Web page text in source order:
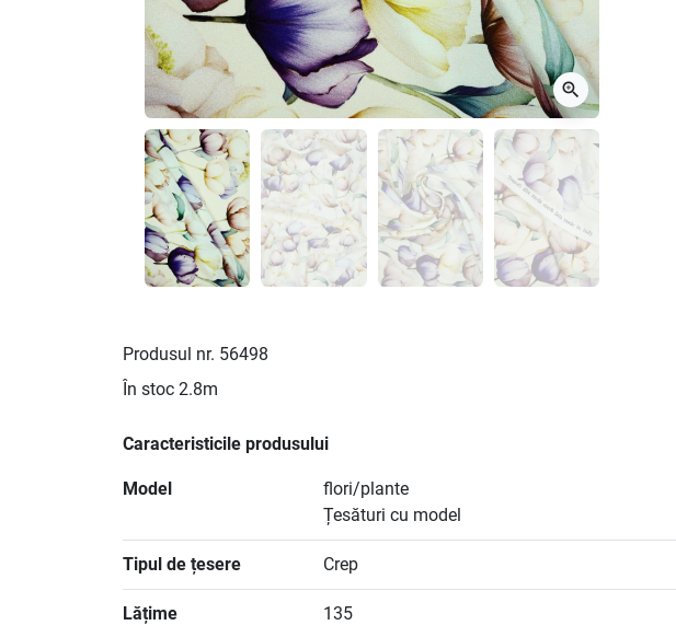
zoom_in
Produsul nr. 56498
În stoc 2.8m
Caracteristicile produsului
Model
flori/plante
Țesături cu model
Tipul de țesere Crep
Lățime 135